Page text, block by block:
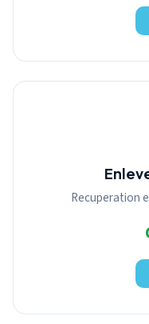
Recuperation